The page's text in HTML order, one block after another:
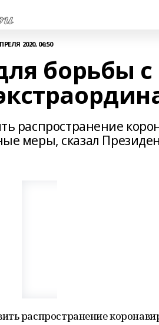
2020, 06:50
борьбы
распространение
меры, сказал
распространение